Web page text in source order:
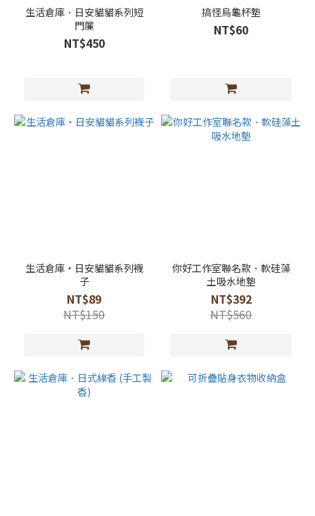
生活倉庫．日安貓貓系列短
門簾
NT$450
搞怪烏龜杯墊
NT$60
生活倉庫・日安貓貓系列襪
子
NT$89
NT$150
你好工作室聯名款．軟硅藻
土吸水地墊
NT$392
NT$560